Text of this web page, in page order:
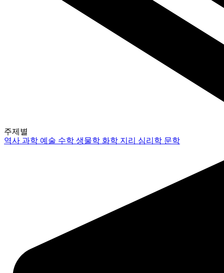
주제별
역사과학 예술 수학생물학 화학 지리 심리학 문학